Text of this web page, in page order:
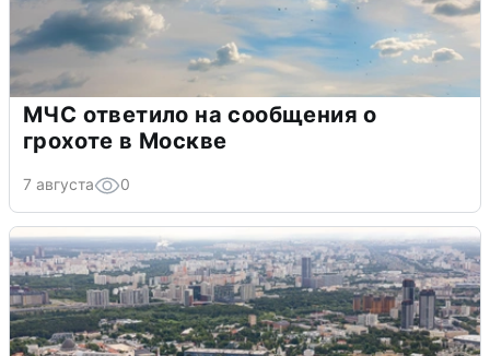
МЧС ответило на сообщения о
грохоте в Москве
7 августа 0